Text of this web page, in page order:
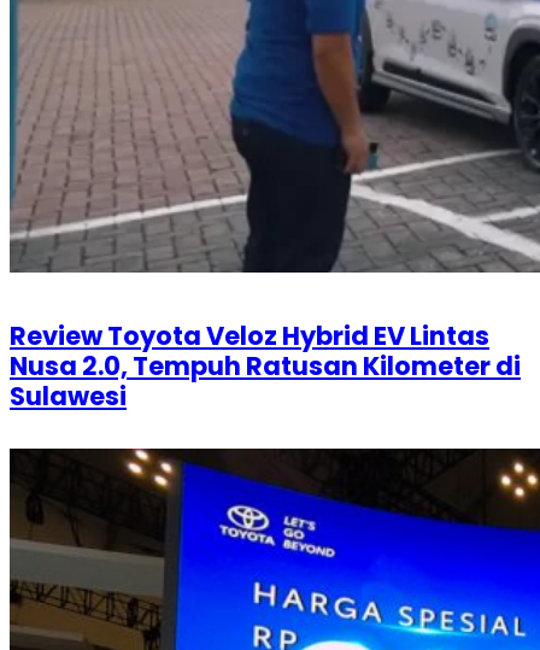
Review Toyota Veloz Hybrid EV Lintas
Nusa 2.0, Tempuh Ratusan Kilometer di
Sulawesi